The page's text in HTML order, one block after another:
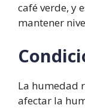
café verde, y
mantener
La humedad
afectar la